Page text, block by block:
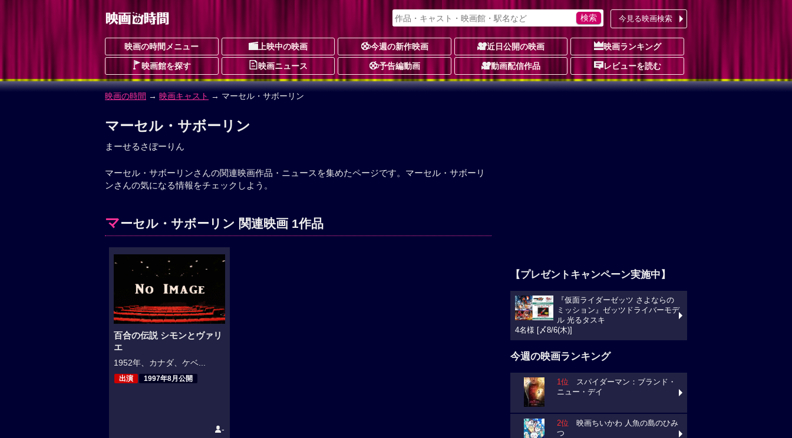
今見る映画検索
映画の時間メニュー 上映中の映画 今週の新作映画 近日公開の映画 映画ランキング
映画館を探す 映画ニュース 予告編動画 動画配信作品 レビューを読む
映画の時間 → 映画キャスト → マーセル・サボーリン
マーセル・サボーリン
まーせるさぼーりん
マーセル・サボーリンさんの関連映画作品・ニュースを集めたページです。マーセル・サボーリ
ンさんの気になる情報をチェックしよう。
マーセル・サボーリン 関連映画 1作品
百合の伝説 シモンとヴァリ
エ
1952年、カナダ、ケベ...
出演 1997年8月公開
-
【プレゼントキャンペーン実施中】
『仮面ライダーゼッツ さよならの
ミッション』ゼッツドライバーモデ
ル 光るタスキ
4名様 [〆8/6(木)]
今週の映画ランキング
1位 スパイダーマン：ブランド・
ニュー・デイ
2位 映画ちいかわ 人魚の島のひみ
つ